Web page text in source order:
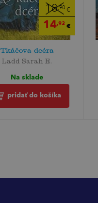
18,90€
14,93€
Tkáčova dcéra
Ladd Sarah E.
Na sklade
pridať do košíka